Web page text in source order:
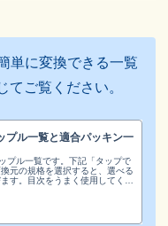
単に変換できる一覧
ご覧ください。
プル一覧と適合パッキン一
プル一覧です。下記「タップで
元の規格を選択すると、選べる
す。目次をうまく使用してくだ